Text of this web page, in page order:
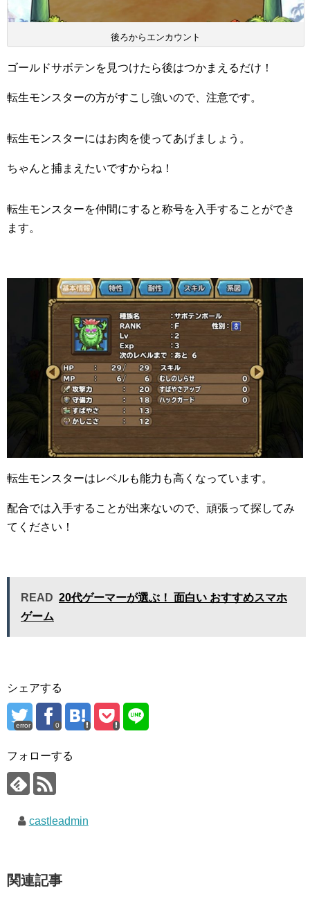
後ろからエンカウント
ゴールドサボテンを見つけたら後はつかまえるだけ！
転生モンスターの方がすこし強いので、注意です。
転生モンスターにはお肉を使ってあげましょう。
ちゃんと捕まえたいですからね！
転生モンスターを仲間にすると称号を入手することができ
ます。
転生モンスターはレベルも能力も高くなっています。
配合では入手することが出来ないので、頑張って探してみ
てください！
READ 20代ゲーマーが選ぶ！ 面白い おすすめスマホ
ゲーム
シェアする
error 0
フォローする
castleadmin
関連記事